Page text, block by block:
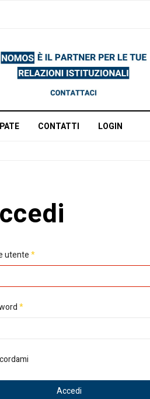
CONTATTI LOGIN
utente*
*
Accedi